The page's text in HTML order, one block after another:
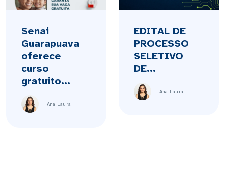
Senai
Guarapuava
oferece
curso
gratuito...
Ana Laura
EDITAL DE
PROCESSO
SELETIVO
DE...
Ana Laura